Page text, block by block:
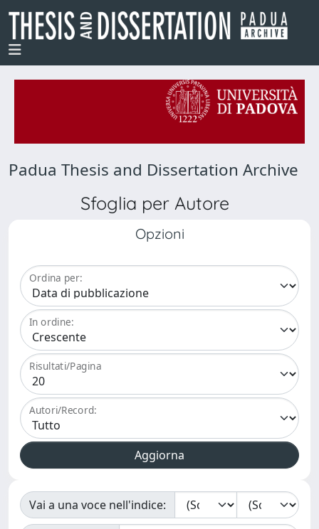
Padua Thesis and Dissertation Archive
Sfoglia per Autore
Opzioni
Ordina per:
In ordine:
Risultati/Pagina
Autori/Record:
Vai a una voce nell'indice: